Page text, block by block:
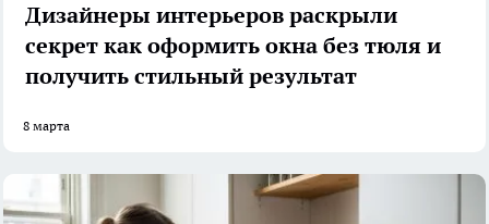
Дизайнеры интерьеров раскрыли
секрет как оформить окна без тюля и
получить стильный результат
8 марта